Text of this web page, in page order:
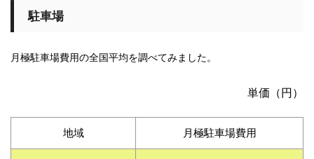
駐車場
月極駐車場費用の全国平均を調べてみました。
単価（円）
地域 月極駐車場費用